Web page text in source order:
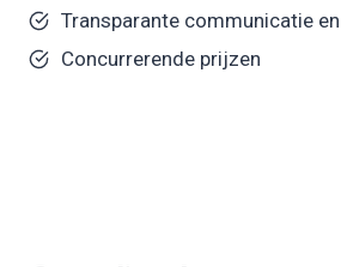
Transparante communicatie
Concurrerende prijzen